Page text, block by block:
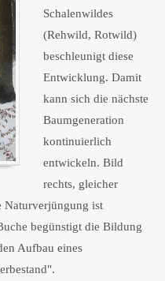
Schalenwildes
(Rehwild, Rotwild)
beschleunigt diese
Entwicklung. Damit
kann sich die nächste
Baumgeneration
kontinuierlich
entwickeln. Bild
rechts, gleicher
Naturverjüngung ist
begünstigt die Bildung
Aufbau eines